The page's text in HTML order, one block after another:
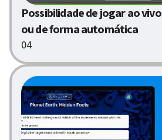
Possibilidade de jogar ao vivo
ou de forma automática
04